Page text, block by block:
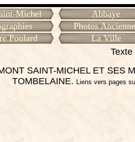
Michel
Abbaye
Photos
Poulard
La Ville
SAINT-MICHEL ET SES
TOMBELAINE. Liens vers pages